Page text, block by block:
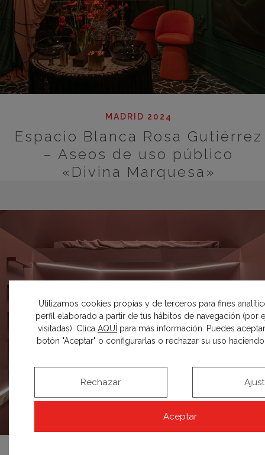
MADRID 2024
Espacio Blanca Rosa Gutiérrez
– Aseos de uso público
«Divina Marquesa»
Utilizamos cookies propias y de terceros para fines
perfil elaborado a partir de tus hábitos de navegación (por
visitadas). Clica AQUÍ para más información. Puedes
botón "Aceptar" o configurarlas o rechazar su uso
Aceptar
Rechazar